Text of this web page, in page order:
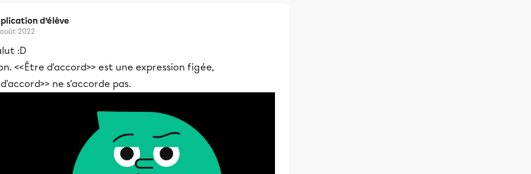
d’élève
2022
:D
<<Être d'accord>> est une expression figée,
ne s'accorde pas.